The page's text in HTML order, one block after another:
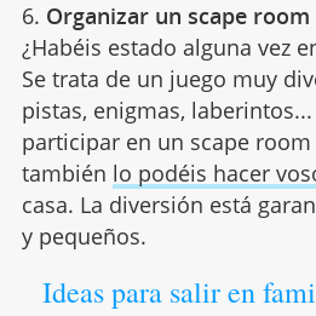
6. Organizar un scape room
¿Habéis estado alguna vez
Se trata de un juego muy
pistas, enigmas,
participar en un scape room
también lo podéis hacer
casa. La diversión está
y pequeños.
Ideas para salir en